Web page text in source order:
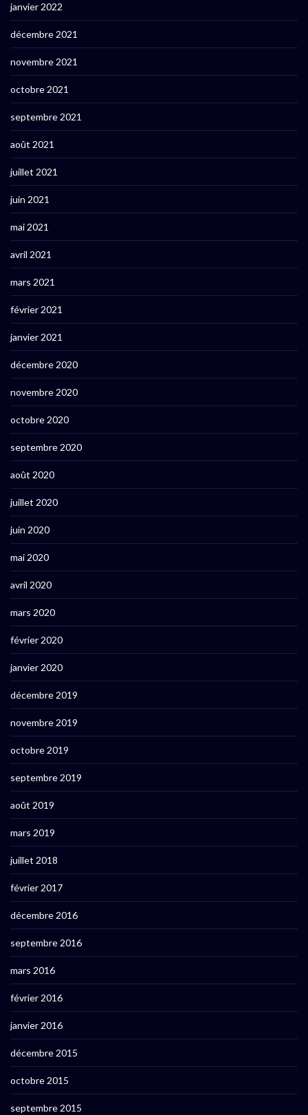
janvier 2022
décembre 2021
novembre 2021
octobre 2021
septembre 2021
août 2021
juillet 2021
juin 2021
mai 2021
avril 2021
mars 2021
février 2021
janvier 2021
décembre 2020
novembre 2020
octobre 2020
septembre 2020
août 2020
juillet 2020
juin 2020
mai 2020
avril 2020
mars 2020
février 2020
janvier 2020
décembre 2019
novembre 2019
octobre 2019
septembre 2019
août 2019
mars 2019
juillet 2018
février 2017
décembre 2016
septembre 2016
mars 2016
février 2016
janvier 2016
décembre 2015
octobre 2015
septembre 2015